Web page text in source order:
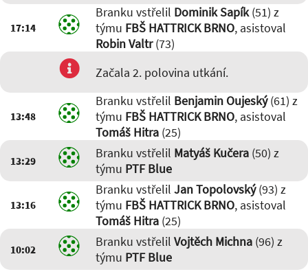
17:14
Branku vstřelil Dominik Sapík(51) z
týmu FBŠ HATTRICK BRNO, asistoval
Robin Valtr(73)
Začala 2. polovina utkání.
13:48
Branku vstřelil Benjamin Oujeský(61) z
týmu FBŠ HATTRICK BRNO, asistoval
Tomáš Hitra(25)
13:29 Branku vstřelil Matyáš Kučera(50) z
týmu PTF Blue
13:16
Branku vstřelil Jan Topolovský(93) z
týmu FBŠ HATTRICK BRNO, asistoval
Tomáš Hitra(25)
10:02 Branku vstřelil Vojtěch Michna(96) z
týmu PTF Blue